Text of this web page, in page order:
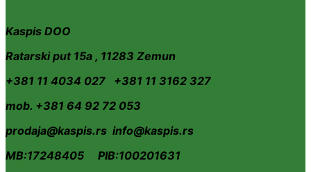
Kaspis DOO
Ratarski put 15a , 11283 Zemun
+381 11 4034 027 +381 11 3162 327
mob. +381 64 92 72 053
prodaja@kaspis.rs info@kaspis.rs
MB:17248405 PIB:100201631